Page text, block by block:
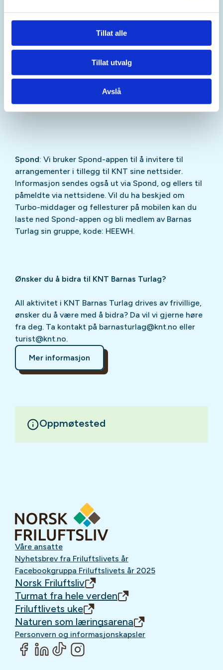
Tillat alle
Tillat utvalg
Avslå
Medlemmer får tilgang til gratis overnatting på alle
flere fordeler.
Familiemedlemskap for 2 voksne og alle barn under
Spond: Vi bruker Spond-appen til å invitere til
arrangementer i tillegg til KNT sine nettsider.
Informasjon sendes også ut via Spond, og ellers til
påmeldte via nettsidene. Vil du ha beskjed om
Turbo-middager og fellesturer på mobilen kan du
laste ned Spond-appen og bli medlem av Barnas
Turlag sin gruppe, kode: HEEWH.
Ønsker du å bidra til KNT Barnas Turlag?
All aktivitet i KNT Barnas Turlag drives av frivillige,
ønsker du å være med å bidra? Da vil vi gjerne høre
fra deg. Ta kontakt på barnasturlag@knt.no eller
turist@knt.no.
Mer informasjon
Oppmøtested
Våre ansatte
Nyhetsbrev fra Friluftslivets år
Facebookgruppa Friluftslivets år 2025
Norsk Friluftsliv
Turmat fra hele verden
Friluftlivets uke
Naturen som læringsarena
Personvern og informasjonskapsler